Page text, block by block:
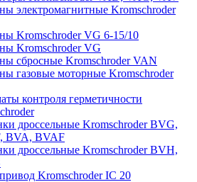
электромагнитные Kromschroder
Kromschroder VG 6-15/10
Kromschroder VG
сбросные Kromschroder VAN
газовые моторные Kromschroder
контроля герметичности
дроссельные Kromschroder BVG,
BVA, BVAF
дроссельные Kromschroder BVH,
Kromschroder IC 20